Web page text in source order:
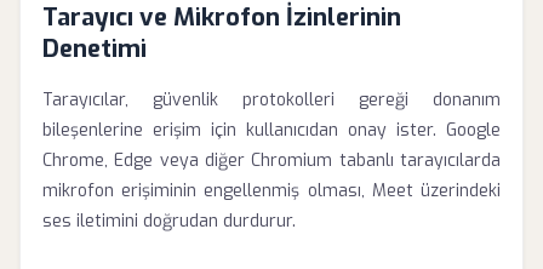
Tarayıcı ve Mikrofon İzinlerinin
Denetimi
Tarayıcılar, güvenlik protokolleri gereği donanım
bileşenlerine erişim için kullanıcıdan onay ister. Google
Chrome, Edge veya diğer Chromium tabanlı tarayıcılarda
mikrofon erişiminin engellenmiş olması, Meet üzerindeki
ses iletimini doğrudan durdurur.